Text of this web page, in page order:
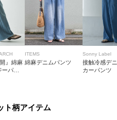
』綿麻
ーパン
ITEMS
綿麻デニムパンツ
Sonny Label
接触冷感デ
カーパンツ
ト柄アイテム